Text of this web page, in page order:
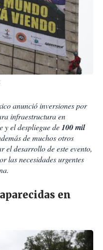
anunció inversiones por
infraestructura en
y el despliegue de100 mil
de muchos otros
el desarrollo de este evento,
las necesidades urgentes
en